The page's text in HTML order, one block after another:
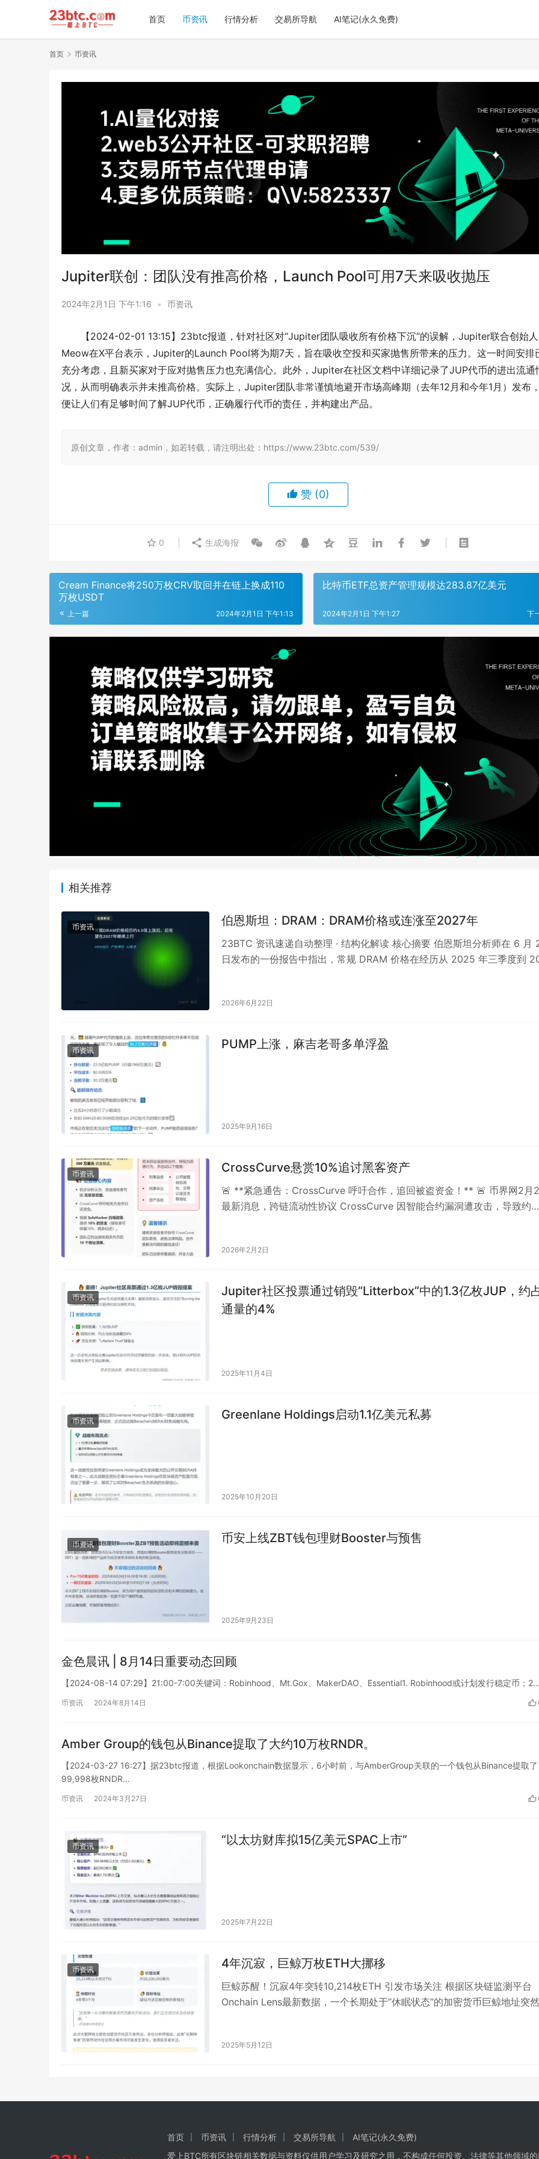
首页 币资讯 行情分析 交易所导航 AI笔记(永久免费)
首页 币资讯
Jupiter联创：团队没有推高价格，Launch Pool可用7天来吸收抛压
2024年2月1日 下午1:16 • 币资讯
【2024-02-01 13:15】23btc报道，针对社区对“Jupiter团队吸收所有价格下沉”的误解，Jupiter联合创始人
Meow在X平台表示，Jupiter的Launch Pool将为期7天，旨在吸收空投和买家抛售所带来的压力。这一时间安排
充分考虑，且新买家对于应对抛售压力也充满信心。此外，Jupiter在社区文档中详细记录了JUP代币的进出流通
况，从而明确表示并未推高价格。实际上，Jupiter团队非常谨慎地避开市场高峰期（去年12月和今年1月）发布
便让人们有足够时间了解JUP代币，正确履行代币的责任，并构建出产品。
原创文章，作者：admin，如若转载，请注明出处：https://www.23btc.com/539/
赞 (0)
0 生成海报
Cream Finance将250万枚CRV取回并在链上换成110
万枚USDT
上一篇 2024年2月1日 下午1:13
比特币ETF总资产管理规模达283.87亿美元
下
2024年2月1日 下午1:27
相关推荐
币资讯 伯恩斯坦：DRAM：DRAM价格或连涨至2027年
23BTC 资讯速递自动整理 · 结构化解读 核心摘要 伯恩斯坦分析师在 6 月
日发布的一份报告中指出，常规 DRAM 价格在经历从 2025 年三季度到
2026年6月22日
币资讯 PUMP上涨，麻吉老哥多单浮盈
2025年9月16日
币资讯 CrossCurve悬赏10%追讨黑客资产
🚨 **紧急通告：CrossCurve 呼吁合作，追回被盗资金！** 🚨 币界网2月
最新消息，跨链流动性协议 CrossCurve 因智能合约漏洞遭攻击，导致约
2026年2月2日
币资讯
Jupiter社区投票通过销毁“Litterbox”中的1.3亿枚JUP，约
通量的4%
2025年11月4日
币资讯 Greenlane Holdings启动1.1亿美元私募
2025年10月20日
币资讯 币安上线ZBT钱包理财Booster与预售
2025年9月23日
金色晨讯 | 8月14日重要动态回顾
【2024-08-14 07:29】21:00-7:00关键词：Robinhood、Mt.Gox、MakerDAO、Essential1. Robinhood或计划发行稳定币；
币资讯 2024年8月14日
Amber Group的钱包从Binance提取了大约10万枚RNDR。
【2024-03-27 16:27】据23btc报道，根据Lookonchain数据显示，6小时前，与AmberGroup关联的一个钱包从Binance提取了
99,998枚RNDR…
币资讯 2024年3月27日
币资讯 “以太坊财库拟15亿美元SPAC上市”
2025年7月22日
币资讯 4年沉寂，巨鲸万枚ETH大挪移
巨鲸苏醒！沉寂4年突转10,214枚ETH 引发市场关注 根据区块链监测平台
Onchain Lens最新数据，一个长期处于”休眠状态”的加密货币巨鲸地址突
2025年5月12日
首页 币资讯 行情分析 交易所导航
AI笔记(永久免费)
爱上BTC所有区块链相关数据与资料仅供用户学习及研究之用，不构成任何投资、法律等其他领域